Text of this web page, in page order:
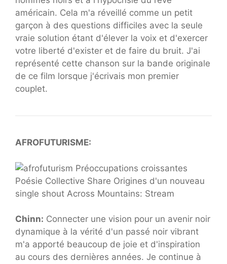
américain. Cela m'a réveillé comme un petit
garçon à des questions difficiles avec la seule
vraie solution étant d'élever la voix et d'exercer
votre liberté d'exister et de faire du bruit. J'ai
représenté cette chanson sur la bande originale
de ce film lorsque j'écrivais mon premier
couplet.
AFROFUTURISME:
Chinn: Connecter une vision pour un avenir noir
dynamique à la vérité d'un passé noir vibrant
m'a apporté beaucoup de joie et d'inspiration
au cours des dernières années. Je continue à